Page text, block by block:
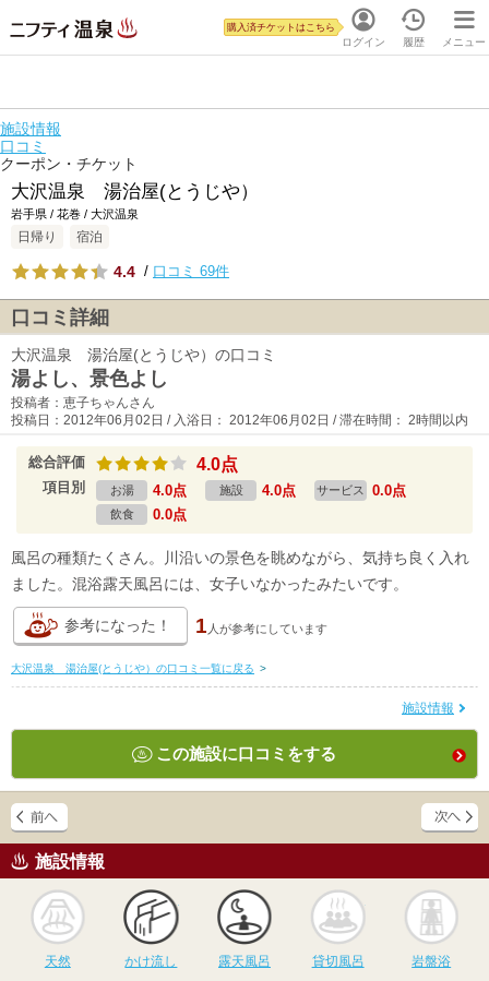
ログイン
購入済チケットはこちら
履歴 メニュー
施設情報
口コミ
クーポン・チケット
大沢温泉 湯治屋(とうじや）
岩手県 / 花巻 / 大沢温泉
日帰り 宿泊
4.4 / 口コミ 69件
口コミ詳細
大沢温泉 湯治屋(とうじや）の口コミ
湯よし、景色よし
投稿者：恵子ちゃんさん
投稿日：2012年06月02日 / 入浴日： 2012年06月02日 / 滞在時間： 2時間以内
総合評価 4.0点
項目別 お湯 4.0点 施設 4.0点 サービス 0.0点
飲食 0.0点
風呂の種類たくさん。川沿いの景色を眺めながら、気持ち良く入れ
ました。混浴露天風呂には、女子いなかったみたいです。
参考になった！ 1 人が参考にしています
大沢温泉 湯治屋(とうじや）の口コミ一覧に戻る >
施設情報
この施設に口コミをする
施設情報
天然
かけ流し
かけ流し
露天風呂
露天風呂
貸切風呂
貸切風呂 岩盤浴